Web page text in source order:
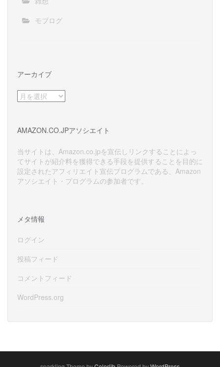
モブログ
アーカイブ
ア
ー
ブ
AMAZON.CO.JPアソシエイト
当サイトは、Amazon.co.jpを宣伝しリンクすることによっ
てサイトが紹介料を獲得できる手段を提供することを目的に
設定されたアフィリエイト宣伝プログラムである、Amazon
アソシエイト・プログラムの参加者です。
メタ情報
ログイン
投稿フィード
コメントフィード
WordPress.org